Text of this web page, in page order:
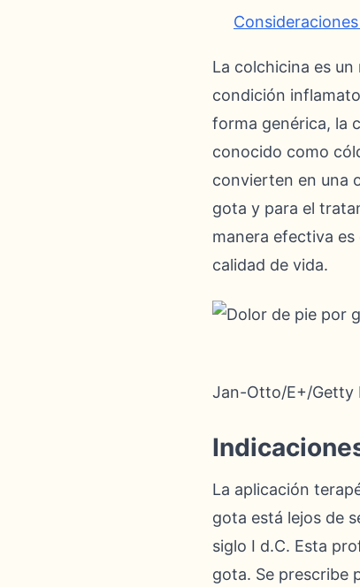
La colchicina es
condición
forma genérica, la
conocido como
convierten en una
gota y para el
manera efectiva
calidad de vida.
Jan-Otto/E+/Getty
La aplicación
gota está lejos de
siglo I d.C. Esta
gota. Se prescribe